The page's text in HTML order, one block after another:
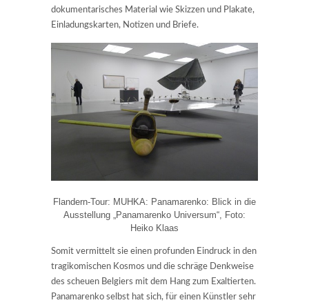
dokumentarisches Material wie Skizzen und Plakate,
Einladungskarten, Notizen und Briefe.
Flandern-Tour: MUHKA: Panamarenko: Blick in die
Ausstellung „Panamarenko Universum“, Foto:
Heiko Klaas
Somit vermittelt sie einen profunden Eindruck in den
tragikomischen Kosmos und die schräge Denkweise
des scheuen Belgiers mit dem Hang zum Exaltierten.
Panamarenko selbst hat sich, für einen Künstler sehr